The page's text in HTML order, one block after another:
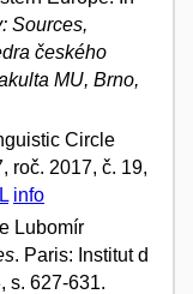
Sources,
českého
MU, Brno,
Circle
roč. 2017, č. 19,
info
Lubomír
. Paris: Institut d
s. 627-631.